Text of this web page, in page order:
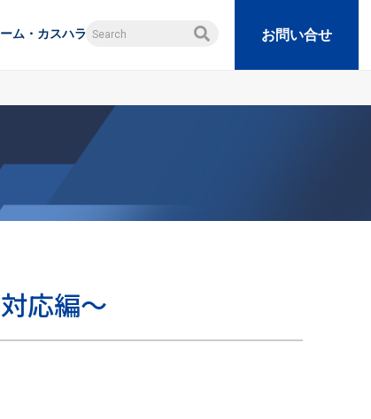
ム・カスハラ お問い合せ
応編～